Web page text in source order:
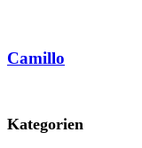
Camillo
Kategorien